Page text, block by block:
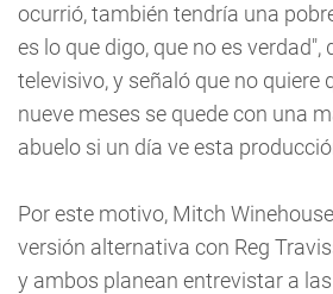
ocurrió, también tendría una
es lo que digo, que no es verdad",
televisivo, y señaló que no quiere
nueve meses se quede con una
abuelo si un día ve esta
Por este motivo, Mitch
versión alternativa con Reg
y ambos planean entrevistar a